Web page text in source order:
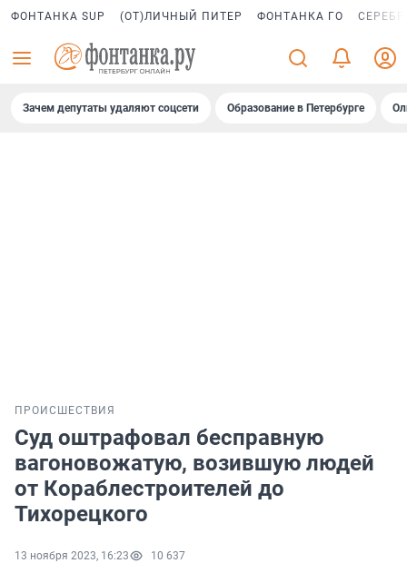
ФОНТАНКА SUP (ОТ)ЛИЧНЫЙ ПИТЕР ФОНТАНКА ГО
Зачем депутаты удаляют соцсети Образование в Петербурге
ПРОИСШЕСТВИЯ
Суд оштрафовал бесправную
вагоновожатую, возившую людей
от Кораблестроителей до
Тихорецкого
13 ноября 2023, 16:23 10 637